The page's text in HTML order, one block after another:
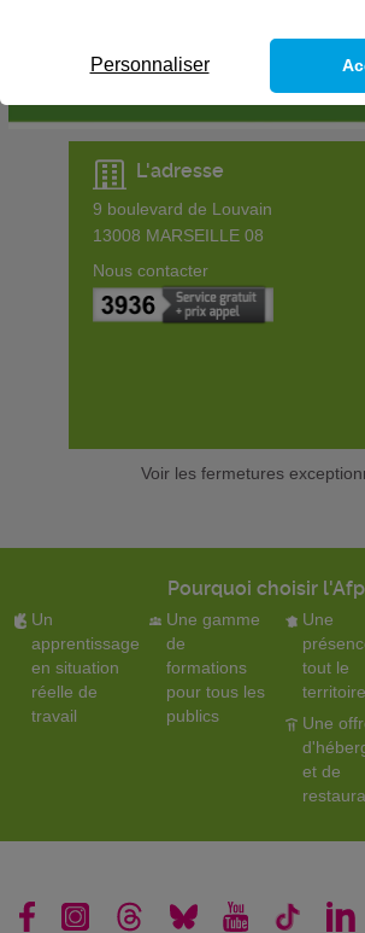
L'adresse
9 boulevard de Louvain
13008 MARSEILLE 08
Nous contacter
Voir les fermetures
Pourquoi choisir
Un
apprentissage
en situation
réelle de
travail
Une gamme
de
formations
pour tous les
publics
Une
tout le
territoire
Une
et de
Personnaliser